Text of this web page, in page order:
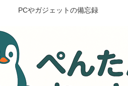
PCやガジェットの備忘録